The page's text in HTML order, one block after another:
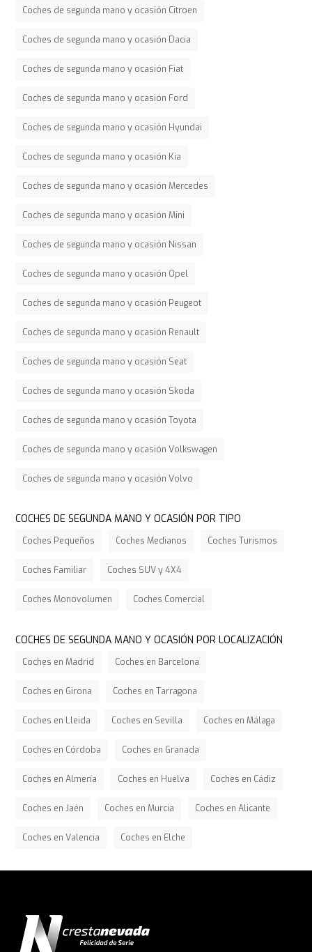
Coches de segunda mano y ocasión Citroen
Coches de segunda mano y ocasión Dacia
Coches de segunda mano y ocasión Fiat
Coches de segunda mano y ocasión Ford
Coches de segunda mano y ocasión Hyundai
Coches de segunda mano y ocasión Kia
Coches de segunda mano y ocasión Mercedes
Coches de segunda mano y ocasión Mini
Coches de segunda mano y ocasión Nissan
Coches de segunda mano y ocasión Opel
Coches de segunda mano y ocasión Peugeot
Coches de segunda mano y ocasión Renault
Coches de segunda mano y ocasión Seat
Coches de segunda mano y ocasión Skoda
Coches de segunda mano y ocasión Toyota
Coches de segunda mano y ocasión Volkswagen
Coches de segunda mano y ocasión Volvo
COCHES DE SEGUNDA MANO Y OCASIÓN POR TIPO
Coches Pequeños Coches Medianos Coches Turismos
Coches Familiar Coches SUV y 4X4
Coches Monovolumen Coches Comercial
COCHES DE SEGUNDA MANO Y OCASIÓN POR LOCALIZACIÓN
Coches en Madrid Coches en Barcelona
Coches en Girona Coches en Tarragona
Coches en Lleida Coches en Sevilla Coches en Málaga
Coches en Córdoba Coches en Granada
Coches en Almería Coches en Huelva Coches en Cádiz
Coches en Jaén Coches en Murcia Coches en Alicante
Coches en Valencia Coches en Elche